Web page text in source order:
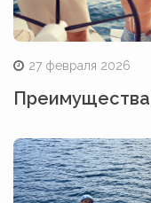
27 февраля 2026